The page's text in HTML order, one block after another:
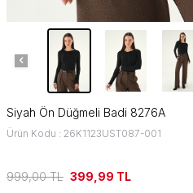
Siyah Ön Düğmeli Badi 8276A
Ürün Kodu : 26K1123UST087-001
999,00TL 399,99 TL